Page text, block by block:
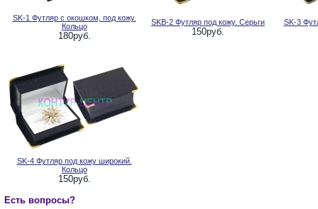
SK-1 Футляр с окошком, под кожу.
Кольцо
180руб.
SKB-2 Футляр под кожу. Серьги
150руб.
SK-3
SK-4 Футляр под кожу широкий.
Кольцо
150руб.
Есть вопросы?